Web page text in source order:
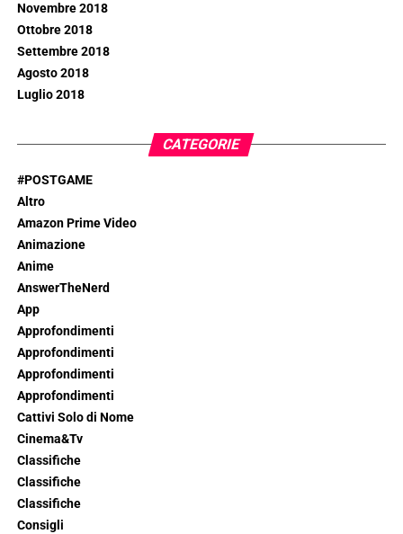
Novembre 2018
Ottobre 2018
Settembre 2018
Agosto 2018
Luglio 2018
CATEGORIE
#POSTGAME
Altro
Amazon Prime Video
Animazione
Anime
AnswerTheNerd
App
Approfondimenti
Approfondimenti
Approfondimenti
Approfondimenti
Cattivi Solo di Nome
Cinema&Tv
Classifiche
Classifiche
Classifiche
Consigli